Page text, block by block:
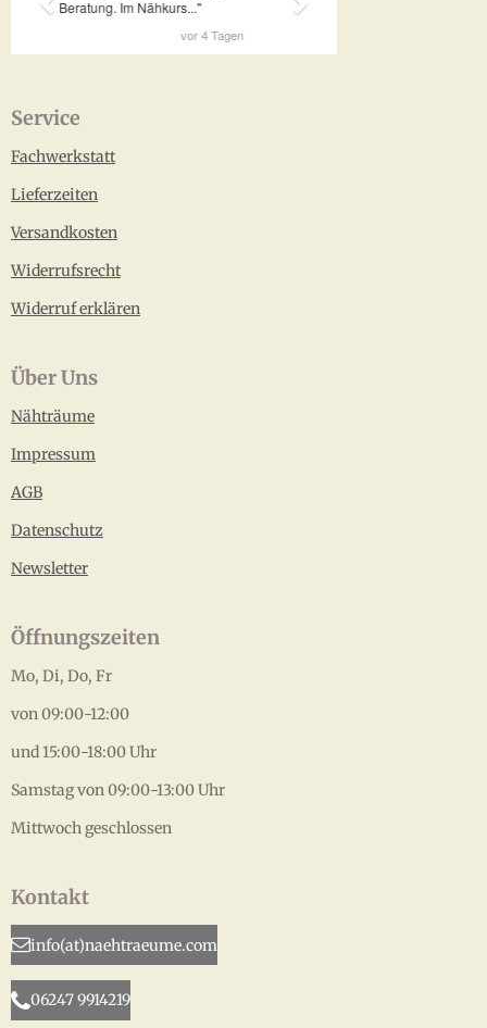
Service
Fachwerkstatt
Lieferzeiten
Versandkosten
Widerrufsrecht
Widerruf erklären
Über Uns
Nähträume
Impressum
AGB
Datenschutz
Newsletter
Öffnungszeiten
Mo, Di, Do, Fr
von 09:00-12:00
und 15:00-18:00 Uhr
Samstag von 09:00-13:00 Uhr
Mittwoch geschlossen
Kontakt
info(at)naehtraeume.com
06247 9914219